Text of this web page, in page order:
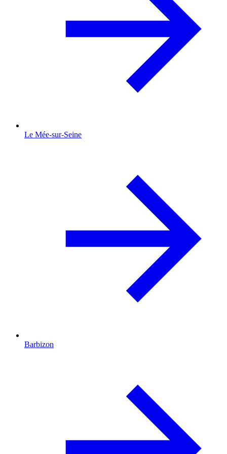
Le Mée-sur-Seine
Barbizon